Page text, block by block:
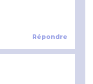
Répondre